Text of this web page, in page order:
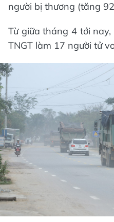
người bị thương (tăng
Từ giữa tháng 4 tới
TNGT làm 17 người tử